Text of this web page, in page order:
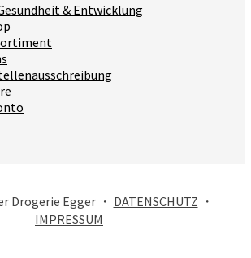
& Entwicklung
Drogerie Egger ・ DATENSCHUTZ ・
IMPRESSUM